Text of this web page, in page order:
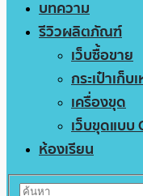
บทความ
รีวิวผลิตภัณฑ์
เว็บซื้อขาย
กระเป๋าเก็
เครื่องขุด
เว็บขุดแบบ
ห้องเรียน